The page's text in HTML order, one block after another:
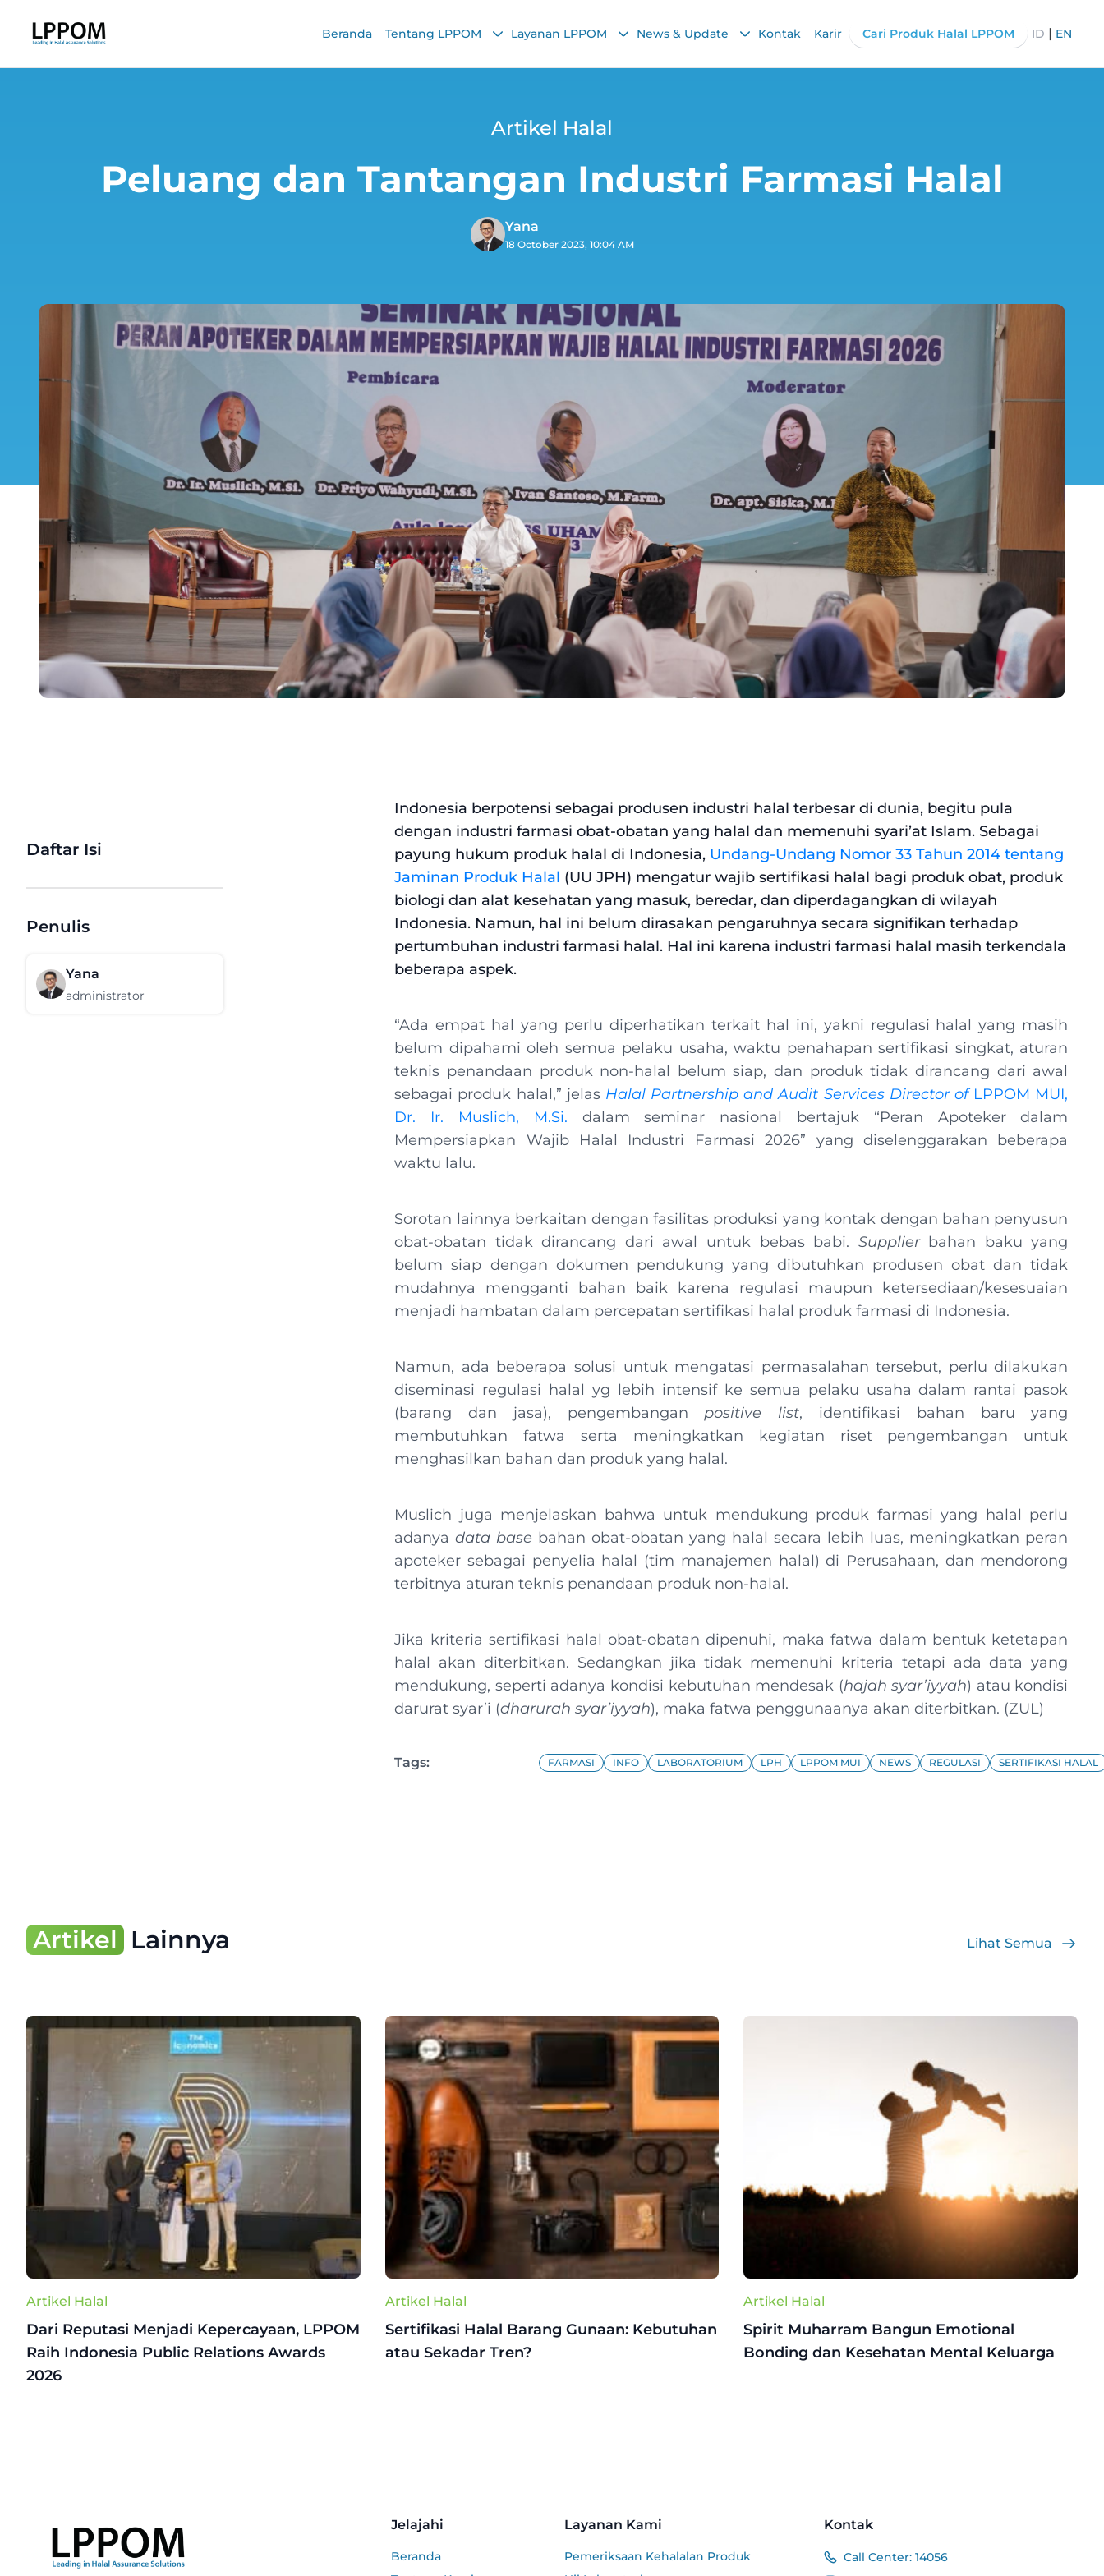
Beranda Tentang LPPOM Layanan LPPOM News & Update Kontak Karir Cari Produk Halal LPPOM ID | EN
Artikel Halal
Peluang dan Tantangan Industri Farmasi Halal
Yana
18 October 2023, 10:04 AM
Daftar Isi
Penulis
Yana
administrator
Indonesia berpotensi sebagai produsen industri halal terbesar di dunia, begitu pula
dengan industri farmasi obat-obatan yang halal dan memenuhi syari’at Islam. Sebagai
payung hukum produk halal di Indonesia, Undang-Undang Nomor 33 Tahun 2014 tentang
Jaminan Produk Halal (UU JPH) mengatur wajib sertifikasi halal bagi produk obat, produk
biologi dan alat kesehatan yang masuk, beredar, dan diperdagangkan di wilayah
Indonesia. Namun, hal ini belum dirasakan pengaruhnya secara signifikan terhadap
pertumbuhan industri farmasi halal. Hal ini karena industri farmasi halal masih terkendala
beberapa aspek.
“Ada empat hal yang perlu diperhatikan terkait hal ini, yakni regulasi halal yang masih
belum dipahami oleh semua pelaku usaha, waktu penahapan sertifikasi singkat, aturan
teknis penandaan produk non-halal belum siap, dan produk tidak dirancang dari awal
sebagai produk halal,” jelas Halal Partnership and Audit Services Director ofLPPOM MUI,
Dr. Ir. Muslich, M.Si. dalam seminar nasional bertajuk “Peran Apoteker dalam
Mempersiapkan Wajib Halal Industri Farmasi 2026” yang diselenggarakan beberapa
waktu lalu.
Sorotan lainnya berkaitan dengan fasilitas produksi yang kontak dengan bahan penyusun
obat-obatan tidak dirancang dari awal untuk bebas babi. Supplierbahan baku yang
belum siap dengan dokumen pendukung yang dibutuhkan produsen obat dan tidak
mudahnya mengganti bahan baik karena regulasi maupun ketersediaan/kesesuaian
menjadi hambatan dalam percepatan sertifikasi halal produk farmasi di Indonesia.
Namun, ada beberapa solusi untuk mengatasi permasalahan tersebut, perlu dilakukan
diseminasi regulasi halal yg lebih intensif ke semua pelaku usaha dalam rantai pasok
(barang dan jasa), pengembangan positive list, identifikasi bahan baru yang
membutuhkan fatwa serta meningkatkan kegiatan riset pengembangan untuk
menghasilkan bahan dan produk yang halal.
Muslich juga menjelaskan bahwa untuk mendukung produk farmasi yang halal perlu
adanyadata base bahan obat-obatan yang halal secara lebih luas, meningkatkan peran
apoteker sebagai penyelia halal (tim manajemen halal) di Perusahaan, dan mendorong
terbitnya aturan teknis penandaan produk non-halal.
Jika kriteria sertifikasi halal obat-obatan dipenuhi, maka fatwa dalam bentuk ketetapan
halal akan diterbitkan. Sedangkan jika tidak memenuhi kriteria tetapi ada data yang
mendukung, seperti adanya kondisi kebutuhan mendesak (hajah syar’iyyah) atau kondisi
darurat syar’i (dharurah syar’iyyah), maka fatwa penggunaanya akan diterbitkan. (ZUL)
Tags: FARMASI INFO LABORATORIUM LPH LPPOM MUI NEWS REGULASI SERTIFIKASI HALAL
Artikel Lainnya Lihat Semua
Artikel Halal
Dari Reputasi Menjadi Kepercayaan, LPPOM
Raih Indonesia Public Relations Awards
2026
Artikel Halal
Sertifikasi Halal Barang Gunaan: Kebutuhan
atau Sekadar Tren?
Artikel Halal
Spirit Muharram Bangun Emotional
Bonding dan Kesehatan Mental Keluarga
Jelajahi
Beranda
Layanan Kami
Pemeriksaan Kehalalan Produk
Kontak
Call Center: 14056